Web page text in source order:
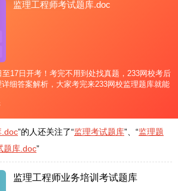
监理工程师考试题库.doc
17日开考！考完不用到处找真题，233网校考后
细答案解析，大家考完来233网校监理题库就能
11日起，2
.doc”的人还关注了“监理考试题库”、“监理题
题库.doc”
监理工程师业务培训考试题库